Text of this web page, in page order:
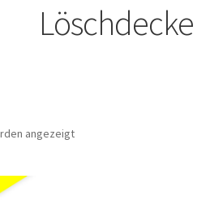
Löschdecke
angezeigtNach